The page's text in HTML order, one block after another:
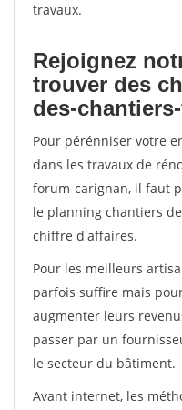
travaux.
Rejoignez
trouver des
des-
Pour pérénniser votre
dans les travaux de
forum-carignan, il faut
le planning chantiers
chiffre d'affaires.
Pour les meilleurs
parfois suffire mais
augmenter leurs
passer par un
le secteur du bâtiment.
Avant internet, les